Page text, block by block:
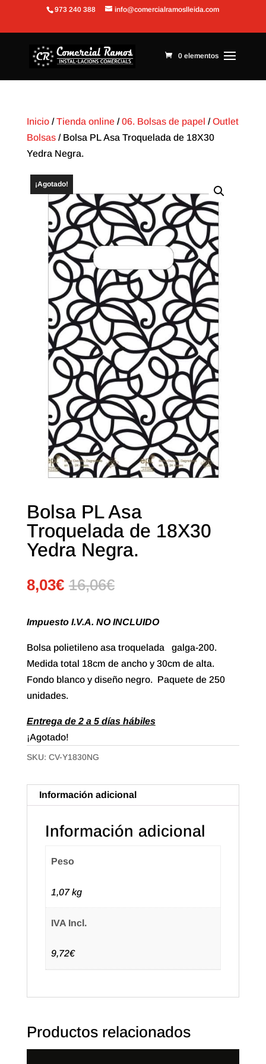
Abrir barra de herramientas
973 240 388 info@comercialramoslleida.com
0 elementos
Inicio/Tienda online/06. Bolsas de papel /Outlet
Bolsas/ Bolsa PL Asa Troquelada de 18X30
Yedra Negra.
¡Agotado!
Bolsa PL Asa
Troquelada de 18X30
Yedra Negra.
8,03€ 16,06€
Impuesto I.V.A. NO INCLUIDO
Bolsa polietileno asa troquelada galga-200.
Medida total 18cm de ancho y 30cm de alta.
Fondo blanco y diseño negro. Paquete de 250
unidades.
Entrega de 2 a 5 días hábiles
¡Agotado!
SKU: CV-Y1830NG
Información adicional
Información adicional
Peso
1,07 kg
IVA Incl.
9,72€
Productos relacionados